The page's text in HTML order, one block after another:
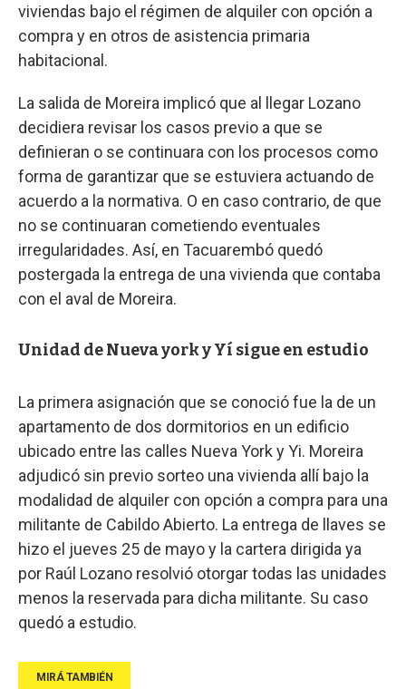
viviendas bajo el régimen de alquiler con opción a
compra y en otros de asistencia primaria
habitacional.
La salida de Moreira implicó que al llegar Lozano
decidiera revisar los casos previo a que se
definieran o se continuara con los procesos como
forma de garantizar que se estuviera actuando de
acuerdo a la normativa. O en caso contrario, de que
no se continuaran cometiendo eventuales
irregularidades. Así, en Tacuarembó quedó
postergada la entrega de una vivienda que contaba
con el aval de Moreira.
Unidad de Nueva york y Yí sigue en estudio
La primera asignación que se conoció fue la de un
apartamento de dos dormitorios en un edificio
ubicado entre las calles Nueva York y Yi. Moreira
adjudicó sin previo sorteo una vivienda allí bajo la
modalidad de alquiler con opción a compra para una
militante de Cabildo Abierto. La entrega de llaves se
hizo el jueves 25 de mayo y la cartera dirigida ya
por Raúl Lozano resolvió otorgar todas las unidades
menos la reservada para dicha militante. Su caso
quedó a estudio.